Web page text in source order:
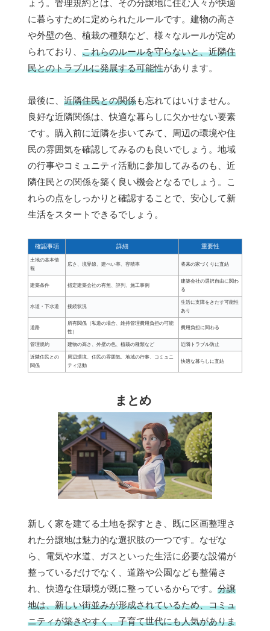
ょう。管理規約とは、その分譲地に住む人々が快適
に暮らすために定められたルールです。建物の高さ
や外壁の色、植栽の種類など、様々なルールが定め
られており、 これらのルールを守らないと、近隣住
民とのトラブルに発展する可能性があります。
最後に、 近隣住民との関係も忘れてはいけません。
良好な近隣関係は、快適な暮らしに欠かせない要素
です。購入前に近隣を歩いてみて、周辺の環境や住
民の雰囲気を確認してみるのも良いでしょう。地域
の行事やコミュニティ活動に参加してみるのも、近
隣住民との関係を築く良い機会となるでしょう。こ
れらの点をしっかりと確認することで、安心して新
生活をスタートできるでしょう。
確認事項 詳細 重要性
土地の基本情
報
広さ、境界線、建ぺい率、容積率 将来の家づくりに直結
建築条件 指定建築会社の有無、評判、施工事例
建築会社の選択自由に関わ
る
水道・下水道 接続状況
生活に支障をきたす可能性
あり
道路
所有関係（私道の場合、維持管理費用負担の可能
性）
費用負担に関わる
管理規約 建物の高さ、外壁の色、植栽の種類など 近隣トラブル防止
近隣住民との
関係
周辺環境、住民の雰囲気、地域の行事、コミュニ
ティ活動
快適な暮らしに直結
まとめ
新しく家を建てる土地を探すとき、既に区画整理さ
れた分譲地は魅力的な選択肢の一つです。なぜな
ら、電気や水道、ガスといった生活に必要な設備が
整っているだけでなく、道路や公園なども整備さ
れ、快適な住環境が既に整っているからです。 分譲
地は、新しい街並みが形成されているため、コミュ
ニティが築きやすく、子育て世代にも人気がありま